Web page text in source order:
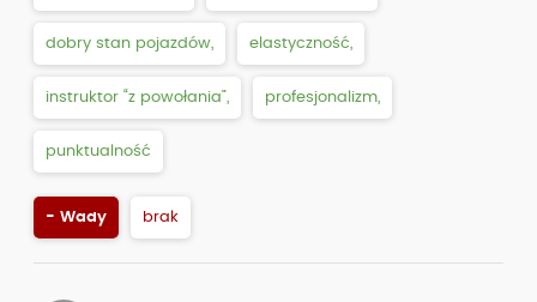
dobry stan pojazdów, elastyczność,
instruktor “z powołania”, profesjonalizm,
punktualność
- Wady brak